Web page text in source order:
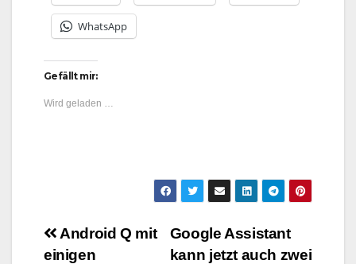
WhatsApp
Gefällt mir:
Wird geladen …
Beitragsnavigation
Google Assistant
kann jetzt auch zwei
Android Q mit
einigen